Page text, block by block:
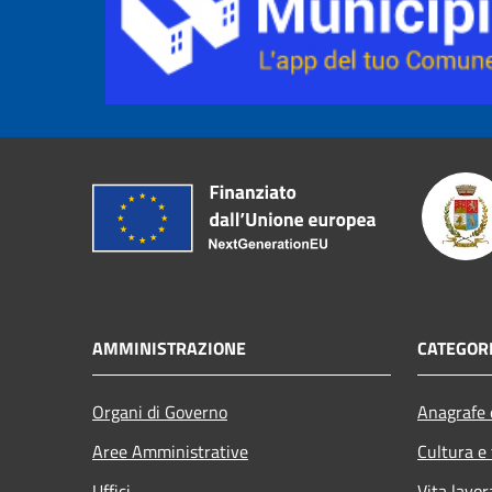
AMMINISTRAZIONE
Organi di Governo
Aree Amministrative
Cultura